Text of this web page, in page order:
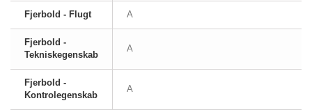
Fjerbold - Flugt A
Fjerbold -
Tekniskegenskab
A
Fjerbold -
Kontrolegenskab
A